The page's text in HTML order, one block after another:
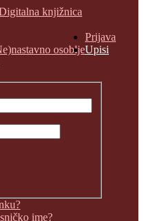
knjižnica
osoblje
Prijava
ime?
Upisi